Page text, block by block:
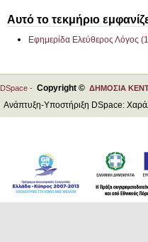
Αυτό το τεκμήριο
Εφημερίδα Ελεύθερος Λόγος
DSpace - Copyright © ΔΗΜΟΣΙΑ
Ανάπτυξη-Υποστήριξη DSpace: